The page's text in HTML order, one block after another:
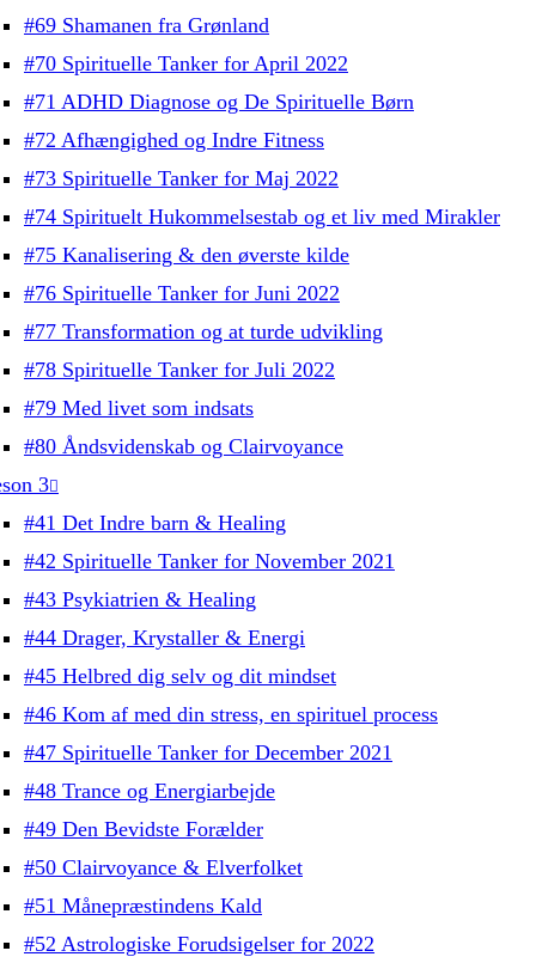
#69 Shamanen fra Grønland
#70 Spirituelle Tanker for April 2022
#71 ADHD Diagnose og De Spirituelle Børn
#72 Afhængighed og Indre Fitness
#73 Spirituelle Tanker for Maj 2022
#74 Spirituelt Hukommelsestab og et liv med Mirakler
#75 Kanalisering & den øverste kilde
#76 Spirituelle Tanker for Juni 2022
#77 Transformation og at turde udvikling
#78 Spirituelle Tanker for Juli 2022
#79 Med livet som indsats
#80 Åndsvidenskab og Clairvoyance
3
#41 Det Indre barn & Healing
#42 Spirituelle Tanker for November 2021
#43 Psykiatrien & Healing
#44 Drager, Krystaller & Energi
#45 Helbred dig selv og dit mindset
#46 Kom af med din stress, en spirituel process
#47 Spirituelle Tanker for December 2021
#48 Trance og Energiarbejde
#49 Den Bevidste Forælder
#50 Clairvoyance & Elverfolket
#51 Månepræstindens Kald
#52 Astrologiske Forudsigelser for 2022